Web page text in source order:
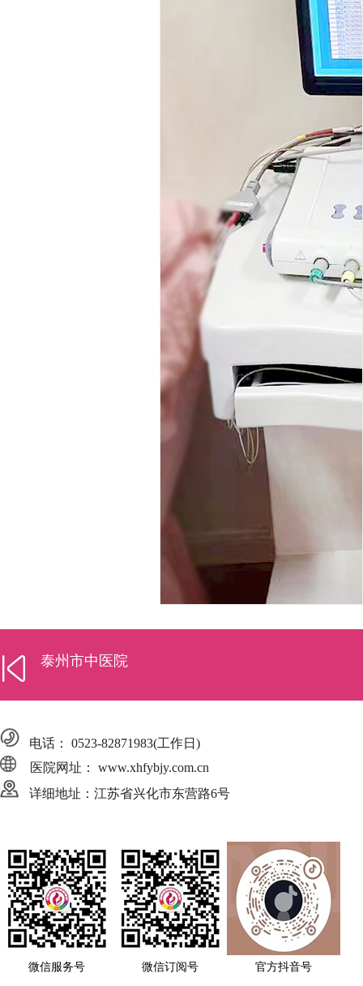
泰州市中医院
电话： 0523-82871983(工作日)
医院网址： www.xhfybjy.com.cn
详细地址：江苏省兴化市东营路6号
微信服务号 微信订阅号 官方抖音号